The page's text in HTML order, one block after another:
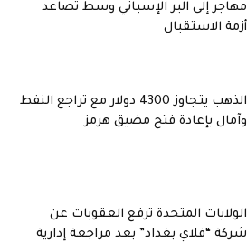
مهاجر إلى البر الإسباني وسط تصاعد
أزمة الاستقبال
الذهب يتجاوز 4300 دولار مع تراجع النفط
وآمال بإعادة فتح مضيق هرمز
الولايات المتحدة ترفع العقوبات عن
شركة “فلاي بغداد” بعد مراجعة إدارية